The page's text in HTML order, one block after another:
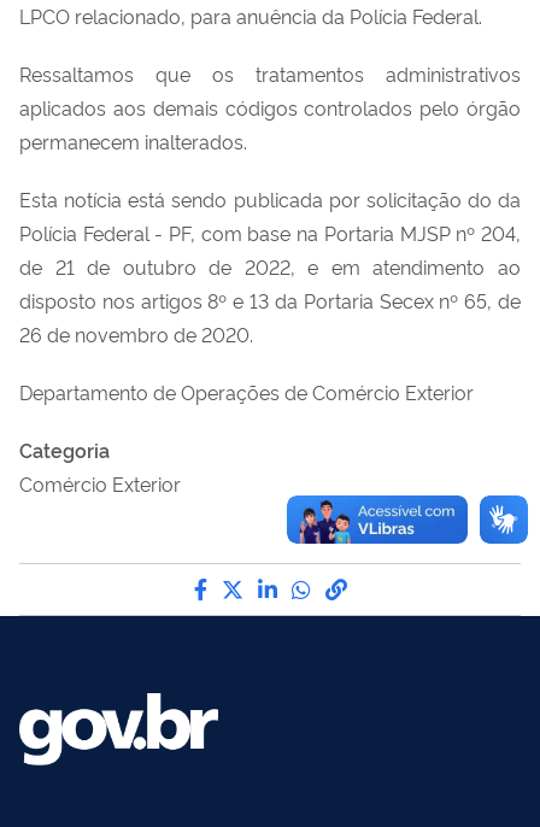
LPCO relacionado, para anuência da Polícia Federal.
Ressaltamos que os tratamentos administrativos
aplicados aos demais códigos controlados pelo órgão
permanecem inalterados.
Esta notícia está sendo publicada por solicitação do da
Polícia Federal - PF, com base na Portaria MJSP nº 204,
de 21 de outubro de 2022, e em atendimento ao
disposto nos artigos 8º e 13 da Portaria Secex nº 65, de
26 de novembro de 2020.
Departamento de Operações de Comércio Exterior
Categoria
Comércio Exterior
Compartilhe por Facebook
Compartilhe por Twitter
Compartilhe por
Compartilhe por
link para Copiar